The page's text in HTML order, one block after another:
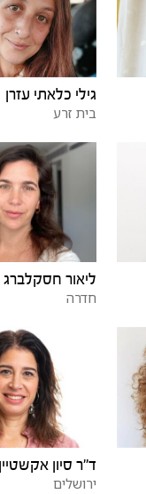
גילי כלאתי עזרן
בית זרע
ליאור חסקלברג
חדרה
ד"ר סיון אקשטיין
ירושלים